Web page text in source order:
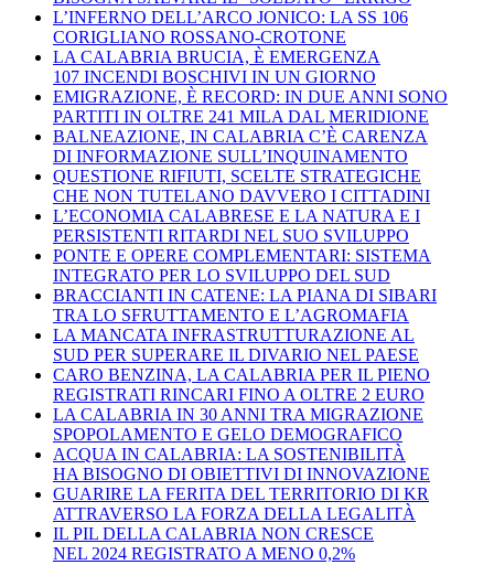
L’INFERNO DELL’ARCO JONICO: LA SS 106
CORIGLIANO ROSSANO-CROTONE
LA CALABRIA BRUCIA, È EMERGENZA
107 INCENDI BOSCHIVI IN UN GIORNO
EMIGRAZIONE, È RECORD: IN DUE ANNI SONO
PARTITI IN OLTRE 241 MILA DAL MERIDIONE
BALNEAZIONE, IN CALABRIA C’È CARENZA
DI INFORMAZIONE SULL’INQUINAMENTO
QUESTIONE RIFIUTI, SCELTE STRATEGICHE
CHE NON TUTELANO DAVVERO I CITTADINI
L’ECONOMIA CALABRESE E LA NATURA E I
PERSISTENTI RITARDI NEL SUO SVILUPPO
PONTE E OPERE COMPLEMENTARI: SISTEMA
INTEGRATO PER LO SVILUPPO DEL SUD
BRACCIANTI IN CATENE: LA PIANA DI SIBARI
TRA LO SFRUTTAMENTO E L’AGROMAFIA
LA MANCATA INFRASTRUTTURAZIONE AL
SUD PER SUPERARE IL DIVARIO NEL PAESE
CARO BENZINA, LA CALABRIA PER IL PIENO
REGISTRATI RINCARI FINO A OLTRE 2 EURO
LA CALABRIA IN 30 ANNI TRA MIGRAZIONE
SPOPOLAMENTO E GELO DEMOGRAFICO
ACQUA IN CALABRIA: LA SOSTENIBILITÀ
HA BISOGNO DI OBIETTIVI DI INNOVAZIONE
GUARIRE LA FERITA DEL TERRITORIO DI KR
ATTRAVERSO LA FORZA DELLA LEGALITÀ
IL PIL DELLA CALABRIA NON CRESCE
NEL 2024 REGISTRATO A MENO 0,2%